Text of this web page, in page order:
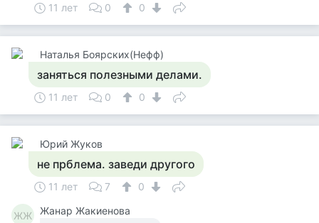
11 лет 0 0
Наталья Боярских(Нефф)
заняться полезными делами.
11 лет 0 0
Юрий Жуков
не прблема. заведи другого
11 лет 7 0
ЖЖ Жанар Жакиенова